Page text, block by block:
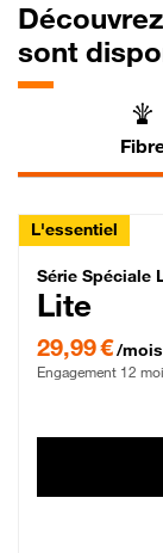
sont
L'essentiel
Série
Série Spéciale
Lite
29,99 €/mois
Engagement 12